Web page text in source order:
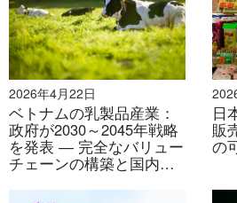
フランチャイズ事業は現在、フ
ミルクティー、ベトナムのカジ
スクスタイルのコンセプトまで
る。マクドナルド、KFC、ピザハ
スエなどのグローバルブランド
一貫性によって標準化されたカテ
る。一方、キングBBQ、ドゥッ
どの火鍋やバーベキューのチェ
2026年4月22日
ベトナムの乳製品産業：
政府が2030～2045年戦略
を発表 ― 完全なバリュー
チェーンの構築と国内生
日
販
の